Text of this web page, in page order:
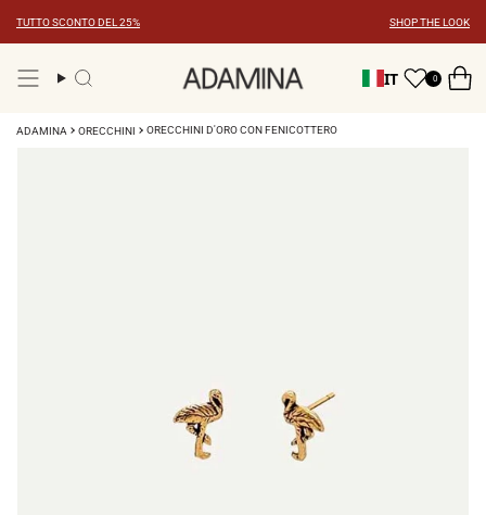
contenuto
TUTTO SCONTO DEL 25% SHOP THE LOOK
Ricerca IT 0
ADAMINA ORECCHINI ORECCHINI D'ORO CON FENICOTTERO